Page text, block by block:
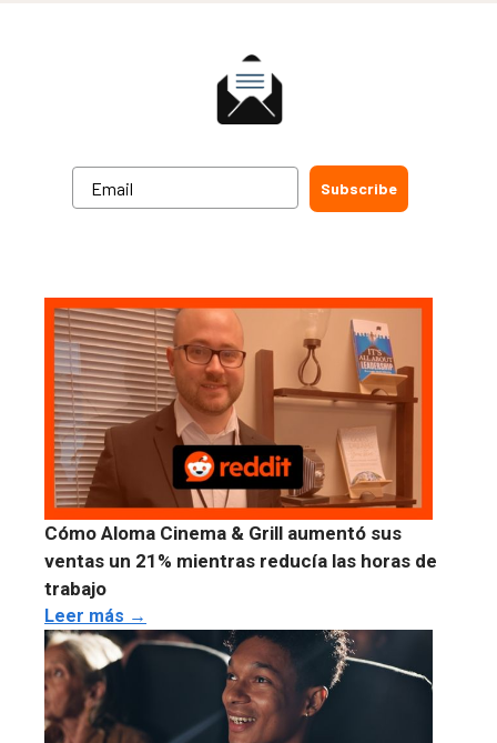
Subscribe
Cómo Aloma Cinema & Grill aumentó sus
ventas un 21% mientras reducía las horas de
trabajo
Leer más →